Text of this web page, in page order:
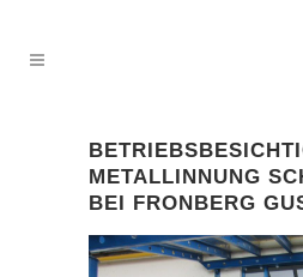
METALLINNUNG
BEI FRONBERG